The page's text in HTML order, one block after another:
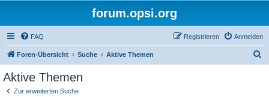
forum.opsi.org
FAQ Anmelden
Registrieren
Foren-Übersicht Suche Aktive Themen
Aktive Themen
Zur erweiterten Suche